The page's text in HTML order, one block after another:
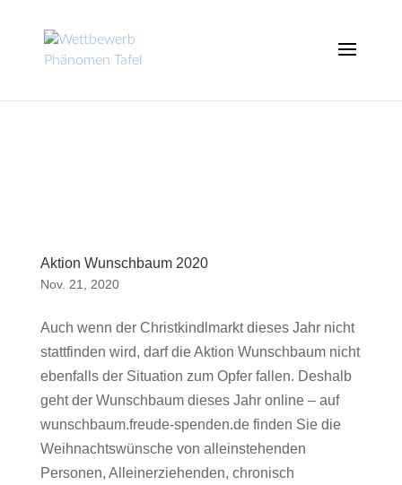
Aktion Wunschbaum 2020
Nov. 21, 2020
Auch wenn der Christkindlmarkt dieses Jahr nicht
stattfinden wird, darf die Aktion Wunschbaum nicht
ebenfalls der Situation zum Opfer fallen. Deshalb
geht der Wunschbaum dieses Jahr online – auf
wunschbaum.freude-spenden.de finden Sie die
Weihnachtswünsche von alleinstehenden
Personen, Alleinerziehenden, chronisch